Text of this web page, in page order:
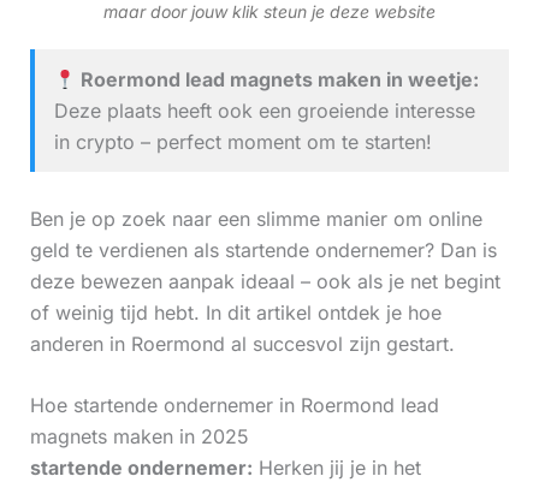
maar door jouw klik steun je deze website
Roermond lead magnets maken in weetje:
Deze plaats heeft ook een groeiende interesse
in crypto – perfect moment om te starten!
Ben je op zoek naar een slimme manier om online
geld te verdienen als startende ondernemer? Dan is
deze bewezen aanpak ideaal – ook als je net begint
of weinig tijd hebt. In dit artikel ontdek je hoe
anderen in Roermond al succesvol zijn gestart.
Hoe startende ondernemer in Roermond lead
magnets maken in 2025
startende ondernemer: Herken jij je in het